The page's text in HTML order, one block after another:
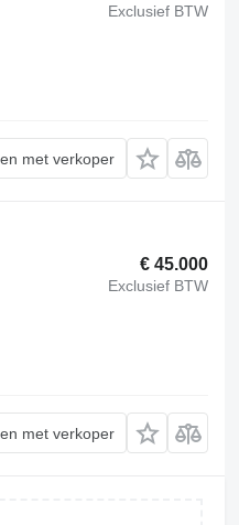
Exclusief BTW
met verkoper
€ 45.000
Exclusief BTW
met verkoper